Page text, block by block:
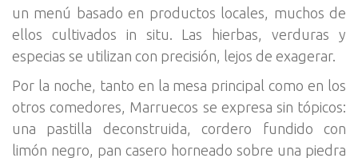
un menú basado en productos locales, muchos de
ellos cultivados in situ. Las hierbas, verduras y
especias se utilizan con precisión, lejos de exagerar.
Por la noche, tanto en la mesa principal como en los
otros comedores, Marruecos se expresa sin tópicos:
una pastilla deconstruida, cordero fundido con
limón negro, pan casero horneado sobre una piedra